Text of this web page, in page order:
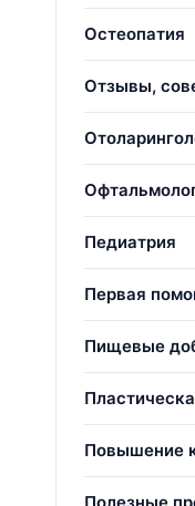
Остеопатия
Отзывы,
Педиатрия
Первая
Пищевые
Повышение